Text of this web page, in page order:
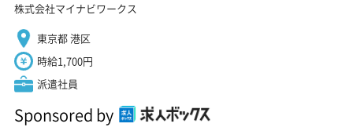
株式会社マイナビワークス
東京都 港区
時給1,700円
派遣社員
Sponsored by